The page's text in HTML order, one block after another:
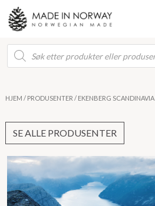
Products
search
HJEM / PRODUSENTER / EKENBERG SCANDINAVIA
SE ALLE PRODUSENTER